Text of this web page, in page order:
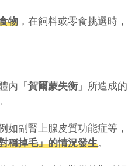
物 ，在飼料或零食挑選時，
內「賀爾蒙失衡 」所造成的
例如副腎上腺皮質功能症等，
稱掉毛」的情況發生。